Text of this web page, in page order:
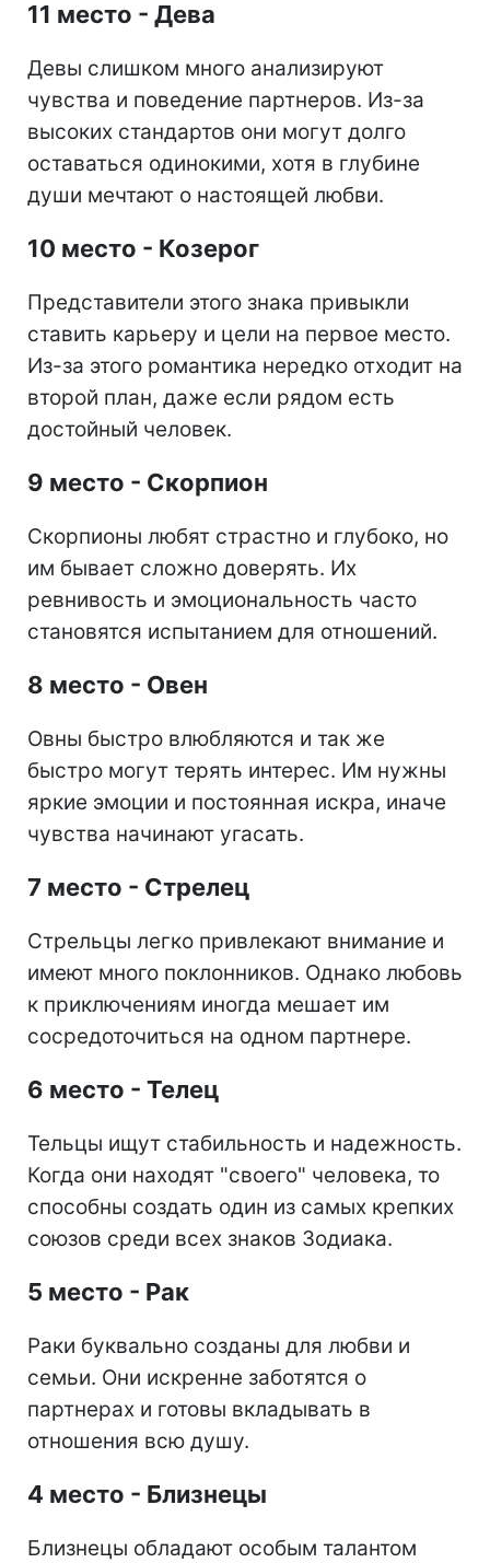
11 место - Дева
Девы слишком много анализируют
чувства и поведение партнеров. Из-за
высоких стандартов они могут долго
оставаться одинокими, хотя в глубине
души мечтают о настоящей любви.
10 место - Козерог
Представители этого знака привыкли
ставить карьеру и цели на первое место.
Из-за этого романтика нередко отходит на
второй план, даже если рядом есть
достойный человек.
9 место - Скорпион
Скорпионы любят страстно и глубоко, но
им бывает сложно доверять. Их
ревнивость и эмоциональность часто
становятся испытанием для отношений.
8 место - Овен
Овны быстро влюбляются и так же
быстро могут терять интерес. Им нужны
яркие эмоции и постоянная искра, иначе
чувства начинают угасать.
7 место - Стрелец
Стрельцы легко привлекают внимание и
имеют много поклонников. Однако любовь
к приключениям иногда мешает им
сосредоточиться на одном партнере.
6 место - Телец
Тельцы ищут стабильность и надежность.
Когда они находят "своего" человека, то
способны создать один из самых крепких
союзов среди всех знаков Зодиака.
5 место - Рак
Раки буквально созданы для любви и
семьи. Они искренне заботятся о
партнерах и готовы вкладывать в
отношения всю душу.
4 место - Близнецы
Близнецы обладают особым талантом